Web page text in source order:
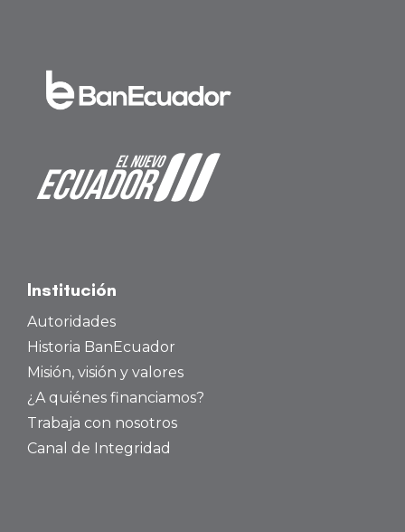
Institución
Autoridades
Historia BanEcuador
Misión, visión y valores
¿A quiénes financiamos?
Trabaja con nosotros
Canal de Integridad